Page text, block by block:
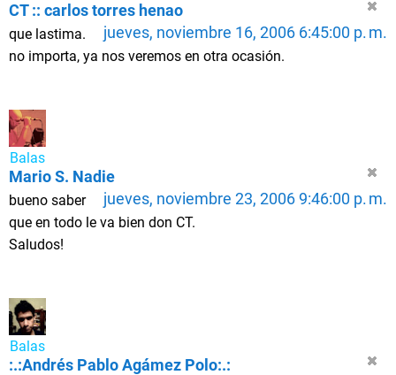
CT :: carlos torres henao
jueves, noviembre 16, 2006 6:45:00 p. m.
que lastima.
no importa, ya nos veremos en otra ocasión.
Balas
Mario S. Nadie
jueves, noviembre 23, 2006 9:46:00 p. m.
bueno saber
que en todo le va bien don CT.
Saludos!
Balas
:.:Andrés Pablo Agámez Polo:.: